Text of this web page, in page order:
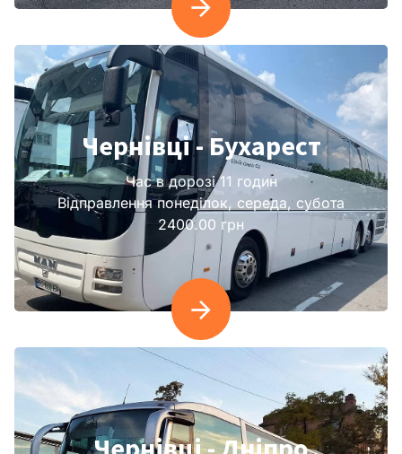
Чернівці - Бухарест
Час в дорозі 11 годин
Відправлення понеділок, середа, субота
2400.00 грн